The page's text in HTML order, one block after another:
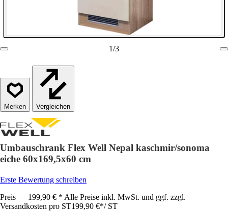
1/3
Vergleichen
Umbauschrank Flex Well Nepal kaschmir/sonoma
eiche 60x169,5x60 cm
Erste Bewertung schreiben
Preis — 199,90 € * Alle Preise inkl. MwSt. und ggf. zzgl.
Versandkosten pro ST199,90 €*/ ST